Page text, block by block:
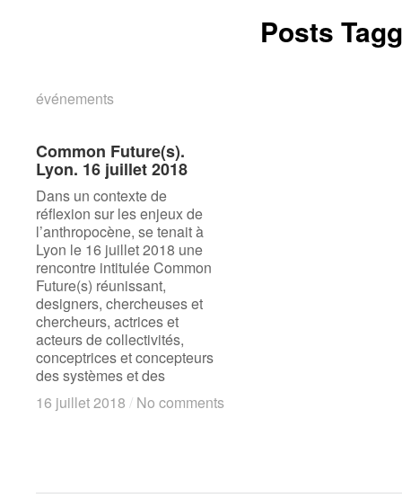
Posts
événements
Common Future(s).
Lyon. 16 juillet 2018
Dans un contexte de
réflexion sur les enjeux de
l’anthropocène, se tenait à
Lyon le 16 juillet 2018 une
rencontre intitulée Common
Future(s) réunissant,
designers, chercheuses et
chercheurs, actrices et
acteurs de collectivités,
conceptrices et concepteurs
des systèmes et des
16 juillet 2018 / No comments
événements
Common Future(s).
Lyon. 16 juillet 2018
16 juillet 2018 / No comments